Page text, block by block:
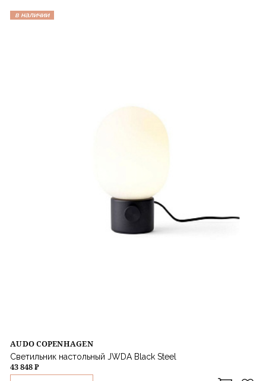
в наличии
AUDO COPENHAGEN
Светильник настольный JWDA Black Steel
43 848 ₽